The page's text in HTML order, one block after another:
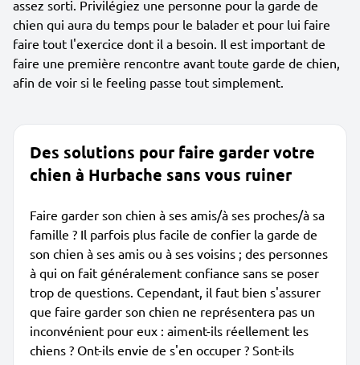
assez sorti. Privilégiez une personne pour la garde de
chien qui aura du temps pour le balader et pour lui faire
faire tout l'exercice dont il a besoin. Il est important de
faire une première rencontre avant toute garde de chien,
afin de voir si le feeling passe tout simplement.
Des solutions pour faire garder votre
chien à Hurbache sans vous ruiner
Faire garder son chien à ses amis/à ses proches/à sa
famille ? Il parfois plus facile de confier la garde de
son chien à ses amis ou à ses voisins ; des personnes
à qui on fait généralement confiance sans se poser
trop de questions. Cependant, il faut bien s'assurer
que faire garder son chien ne représentera pas un
inconvénient pour eux : aiment-ils réellement les
chiens ? Ont-ils envie de s'en occuper ? Sont-ils